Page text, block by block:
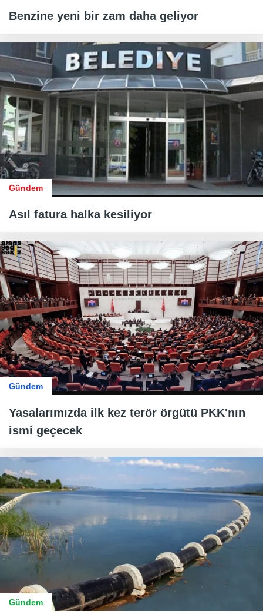
Benzine yeni bir zam daha geliyor
Gündem
Asıl fatura halka kesiliyor
Gündem
Yasalarımızda ilk kez terör örgütü PKK'nın
ismi geçecek
Gündem